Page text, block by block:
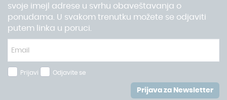
svoje imejl adrese u svrhu obaveštavanja o
ponudama. U svakom trenutku možete se odjaviti
putem linka u poruci.
Prijavi Odjavite se
Prijava za Newsletter